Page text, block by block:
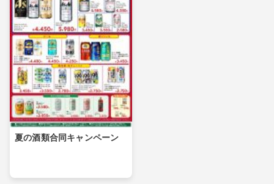
夏の酒類合同キャンペーン